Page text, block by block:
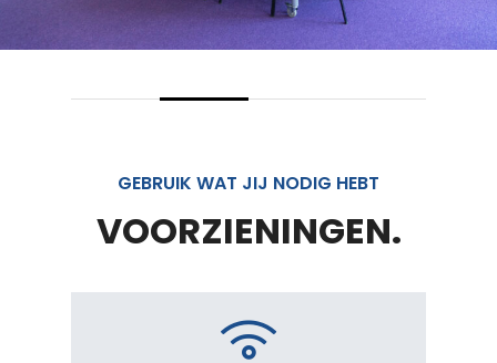
GEBRUIK WAT JIJ NODIG HEBT
VOORZIENINGEN.